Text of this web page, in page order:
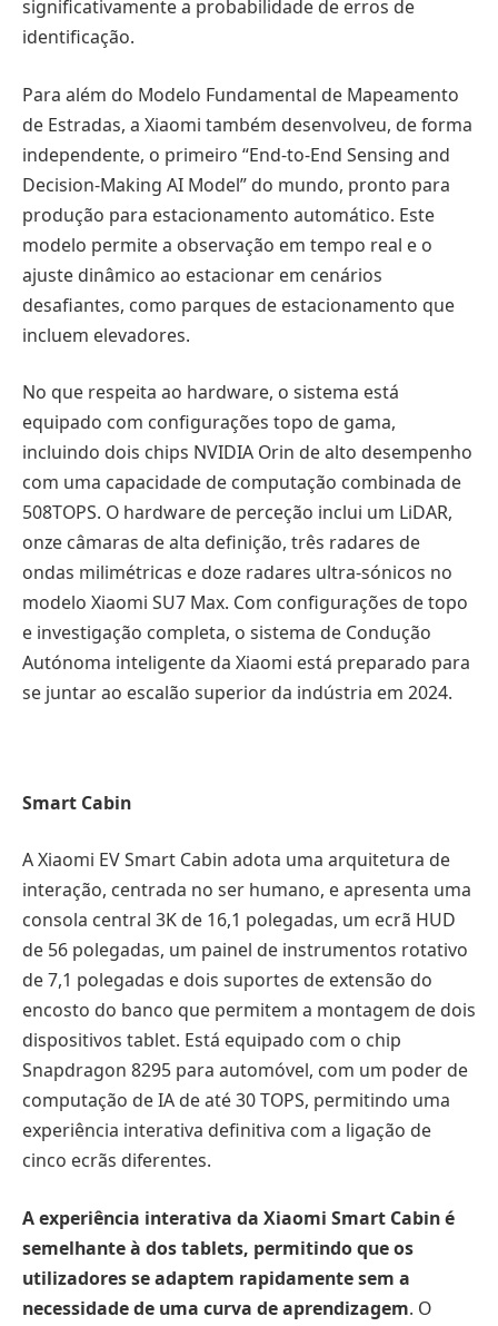
significativamente a probabilidade de erros de
identificação.
Para além do Modelo Fundamental de Mapeamento
de Estradas, a Xiaomi também desenvolveu, de forma
independente, o primeiro “End-to-End Sensing and
Decision-Making AI Model” do mundo, pronto para
produção para estacionamento automático. Este
modelo permite a observação em tempo real e o
ajuste dinâmico ao estacionar em cenários
desafiantes, como parques de estacionamento que
incluem elevadores.
No que respeita ao hardware, o sistema está
equipado com configurações topo de gama,
incluindo dois chips NVIDIA Orin de alto desempenho
com uma capacidade de computação combinada de
508TOPS. O hardware de perceção inclui um LiDAR,
onze câmaras de alta definição, três radares de
ondas milimétricas e doze radares ultra-sónicos no
modelo Xiaomi SU7 Max. Com configurações de topo
e investigação completa, o sistema de Condução
Autónoma inteligente da Xiaomi está preparado para
se juntar ao escalão superior da indústria em 2024.
Smart Cabin
A Xiaomi EV Smart Cabin adota uma arquitetura de
interação, centrada no ser humano, e apresenta uma
consola central 3K de 16,1 polegadas, um ecrã HUD
de 56 polegadas, um painel de instrumentos rotativo
de 7,1 polegadas e dois suportes de extensão do
encosto do banco que permitem a montagem de dois
dispositivos tablet. Está equipado com o chip
Snapdragon 8295 para automóvel, com um poder de
computação de IA de até 30 TOPS, permitindo uma
experiência interativa definitiva com a ligação de
cinco ecrãs diferentes.
A experiência interativa da Xiaomi Smart Cabin é
semelhante à dos tablets, permitindo que os
utilizadores se adaptem rapidamente sem a
necessidade de uma curva de aprendizagem. O